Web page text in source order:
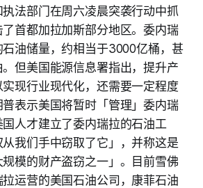
法部门在周六凌晨突袭行动中抓
首都加拉加斯部分地区。委内瑞
油储量，约相当于3000亿桶，甚
但美国能源信息署指出，提升产
现行业现代化，还需要一定程度
表示美国将暂时「管理」委内瑞
人才建立了委内瑞拉的石油工
我们手中窃取了它」，并称这是
规模的财产盗窃之一」。目前雪佛
运营的美国石油公司，康菲石油